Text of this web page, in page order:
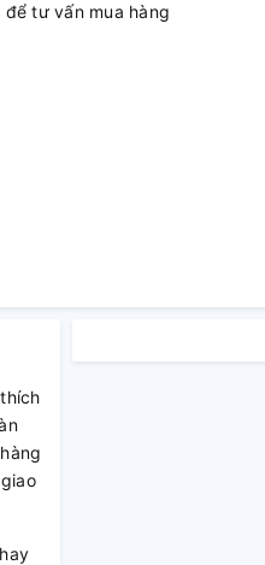
để tư vấn mua hàng
hàng